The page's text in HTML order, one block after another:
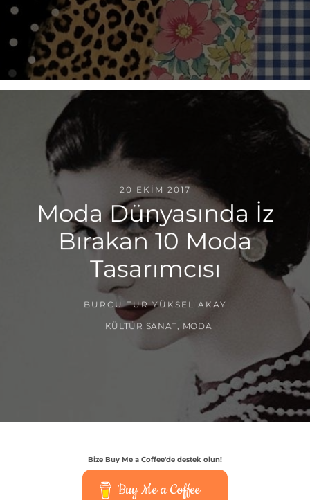
20 EKIM 2017
Moda Dünyasında İz
Bırakan 10 Moda
Tasarımcısı
BURCU TUR YÜKSEL AKAY
KÜLTÜR SANAT MODA
Bize Buy Me a Coffee'de destek olun!
Buy Me a Coffee